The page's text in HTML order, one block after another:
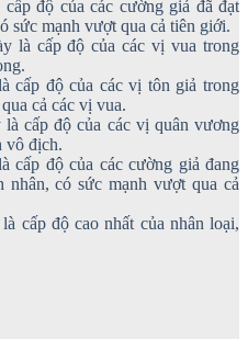
độ của các cường giả đã đạt
sức mạnh vượt qua cả tiên giới.
là cấp độ của các vị vua trong
cấp độ của các vị tôn giả trong
cả các vị vua.
là cấp độ của các vị quân vương
vô địch.
cấp độ của các cường giả đang
nhân, có sức mạnh vượt qua cả
cấp độ cao nhất của nhân loại,